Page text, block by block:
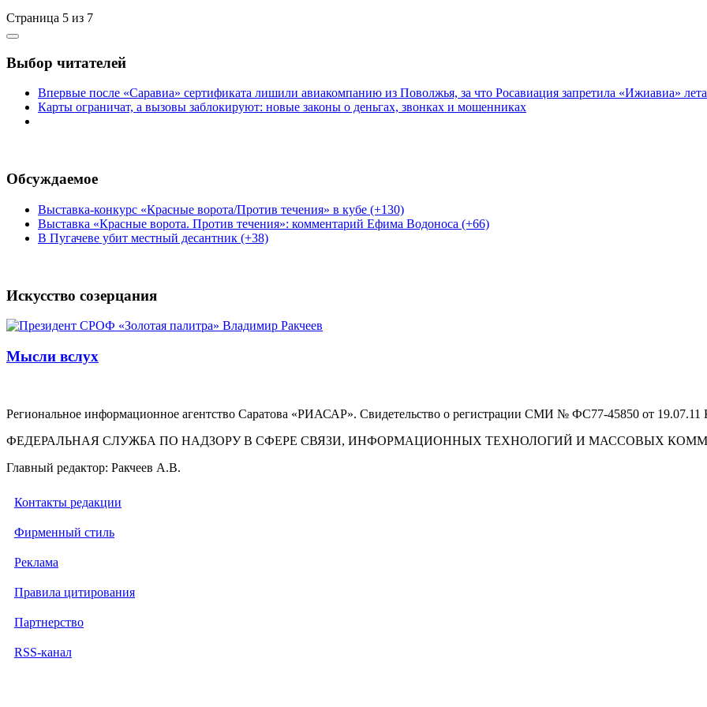
Страница 5 из 7
Выбор читателей
Впервые после «Саравиа» сертификата лишили авиакомпанию из Поволжья, за что Росавиация запретила «Ижиавиа»
Карты ограничат, а вызовы заблокируют: новые законы о деньгах, звонках и мошенниках
Обсуждаемое
Выставка-конкурс «Красные ворота/Против течения» в кубе (+130)
Выставка «Красные ворота. Против течения»: комментарий Ефима Водоноса (+66)
В Пугачеве убит местный десантник (+38)
Искусство созерцания
Мысли вслух
Региональное информационное агентство Саратова «РИАСАР». Свидетельство о регистрации СМИ № ФС77-45850 от
ФЕДЕРАЛЬНАЯ СЛУЖБА ПО НАДЗОРУ В СФЕРЕ СВЯЗИ, ИНФОРМАЦИОННЫХ ТЕХНОЛОГИЙ И МАССОВЫХ
Главный редактор: Ракчеев А.В.
Контакты редакции
Фирменный стиль
Реклама
Правила цитирования
Партнерство
RSS-канал